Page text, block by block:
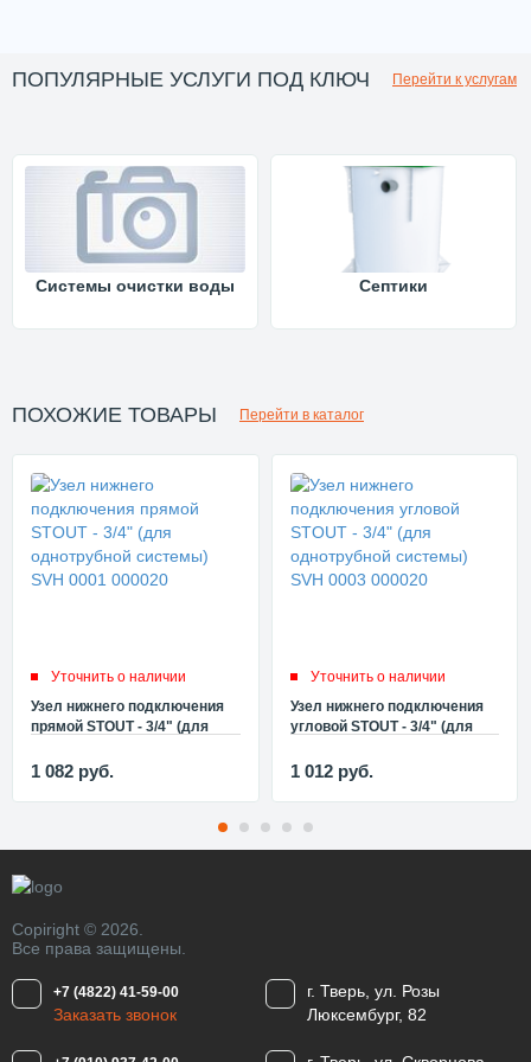
ПОПУЛЯРНЫЕ УСЛУГИ ПОД КЛЮЧ Перейти к услугам
Системы очистки воды Септики
ПОХОЖИЕ ТОВАРЫ Перейти в каталог
Уточнить о наличии
Узел нижнего подключения
прямой STOUT - 3/4" (для
0001 000020
1 082 руб.
Уточнить о наличии
Узел нижнего подключения
угловой STOUT - 3/4" (для
0003 000020
1 012 руб.
Copiright © 2026.
Все права защищены.
+7 (4822) 41-59-00
Заказать звонок
г. Тверь, ул. Розы
Люксембург, 82